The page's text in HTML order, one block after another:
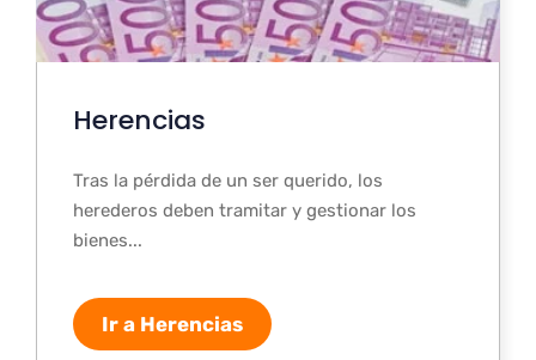
Herencias
Tras la pérdida de un ser querido, los
herederos deben tramitar y gestionar los
bienes...
Ir a Herencias